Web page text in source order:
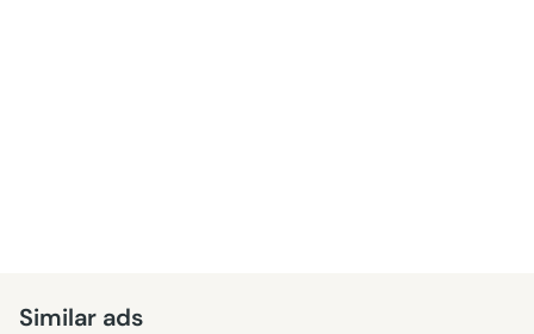
Similar ads